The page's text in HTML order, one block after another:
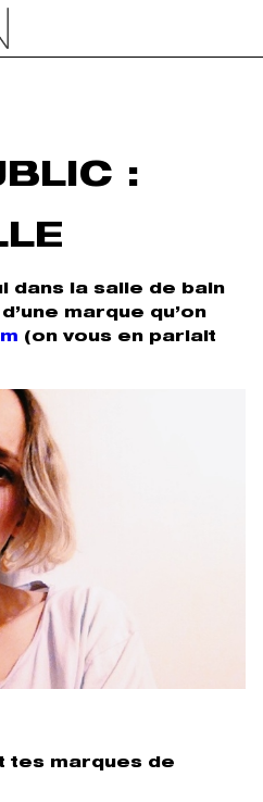
:
dans la salle de bain
marque qu’on
(on vous en parlait
tes marques de